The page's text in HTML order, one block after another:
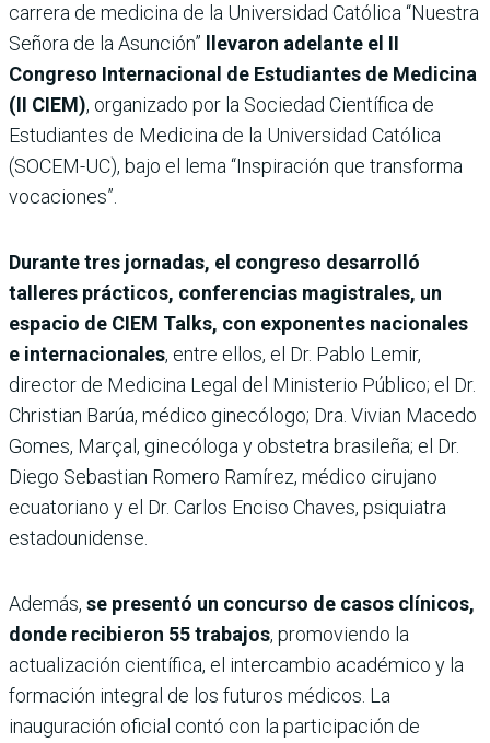
carrera de medicina de la Universidad Católica “Nuestra
Señora de la Asunción” llevaron adelante el II
Congreso Internacional de Estudiantes de Medicina
(II CIEM), organizado por la Sociedad Científica de
Estudiantes de Medicina de la Universidad Católica
(SOCEM-UC), bajo el lema “Inspiración que transforma
vocaciones”.
Durante tres jornadas, el congreso desarrolló
talleres prácticos, conferencias magistrales, un
espacio de CIEM Talks, con exponentes nacionales
e internacionales, entre ellos, el Dr. Pablo Lemir,
director de Medicina Legal del Ministerio Público; el Dr.
Christian Barúa, médico ginecólogo; Dra. Vivian Macedo
Gomes, Marçal, ginecóloga y obstetra brasileña; el Dr.
Diego Sebastian Romero Ramírez, médico cirujano
ecuatoriano y el Dr. Carlos Enciso Chaves, psiquiatra
estadounidense.
Además, se presentó un concurso de casos clínicos,
donde recibieron 55 trabajos, promoviendo la
actualización científica, el intercambio académico y la
formación integral de los futuros médicos. La
inauguración oficial contó con la participación de